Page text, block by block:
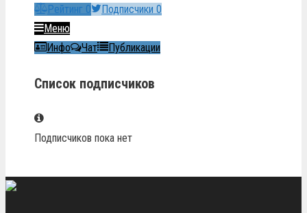
Рейтинг 0 Подписчики 0
Меню
Инфо
Чат Публикации
Список подписчиков
Подписчиков пока нет